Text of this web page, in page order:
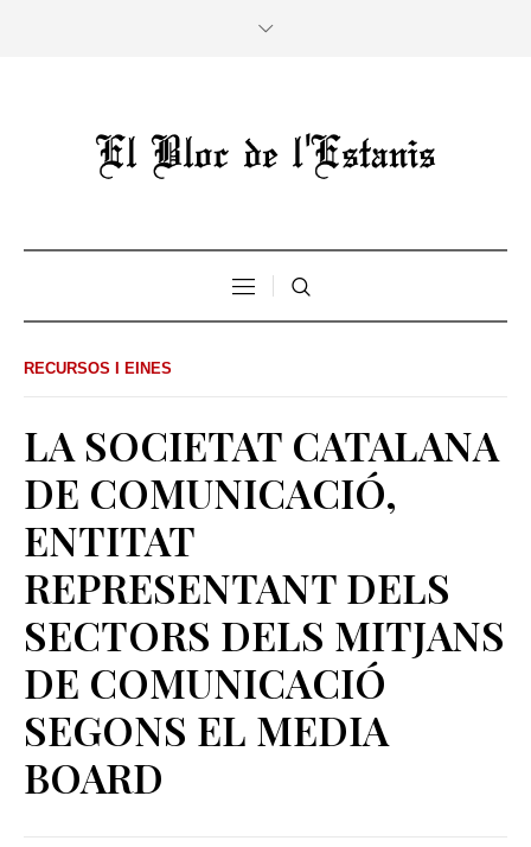
RECURSOS I EINES
LA SOCIETAT CATALANA
DE COMUNICACIÓ,
ENTITAT
REPRESENTANT DELS
SECTORS DELS MITJANS
DE COMUNICACIÓ
SEGONS EL MEDIA
BOARD